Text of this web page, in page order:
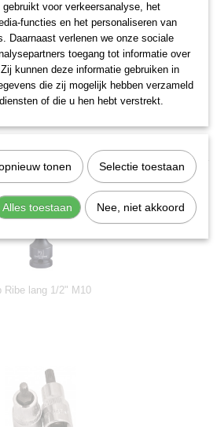
Ribe lang 1/2" M10
voor verkeersanalyse, het
functies en het personaliseren van
Daarnaast verlenen we onze sociale
toegang tot informatie over
kunnen deze informatie gebruiken in
die zij mogelijk hebben verzameld
of die u hen hebt verstrekt.
tonen Selectie toestaan
Alles toestaan Nee, niet akkoord